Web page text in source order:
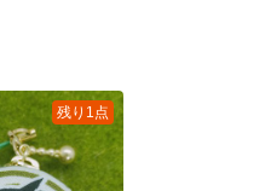
残り1点